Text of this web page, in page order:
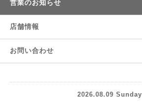
営業のお知らせ
店舗情報
お問い合わせ
2026.08.09 Sunday